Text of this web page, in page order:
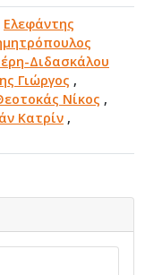
Ελεφάντης
Διδασκάλου
Γιώργος ,
Νίκος ,
Κατρίν ,